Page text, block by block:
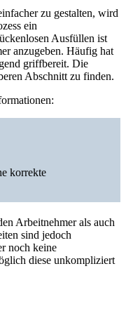
zu gestalten, wird
ein
Ausfüllen ist
anzugeben. Häufig hat
griffbereit. Die
Abschnitt zu finden.
korrekte
Arbeitnehmer als auch
sind jedoch
noch keine
diese unkompliziert